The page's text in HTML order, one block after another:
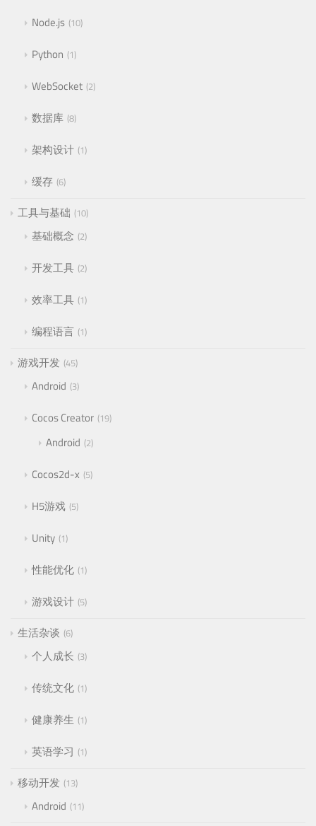
Node.js 10
Python 1
WebSocket 2
数据库 8
架构设计 1
缓存 6
工具与基础 10
基础概念 2
开发工具 2
效率工具 1
编程语言 1
游戏开发 45
Android 3
Cocos Creator 19
Android 2
Cocos2d-x 5
H5游戏 5
Unity 1
性能优化 1
游戏设计 5
生活杂谈 6
个人成长 3
传统文化 1
健康养生 1
英语学习 1
移动开发 13
Android 11